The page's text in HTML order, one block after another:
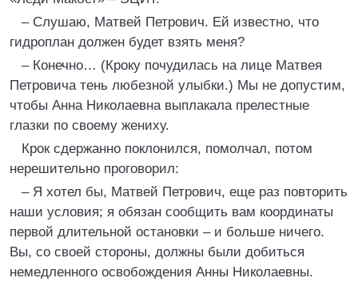
– Слушаю, Матвей Петрович. Ей известно, что
гидроплан должен будет взять меня?
– Конечно… (Кроку почудилась на лице Матвея
Петровича тень любезной улыбки.) Мы не допустим,
чтобы Анна Николаевна выплакала прелестные
глазки по своему жениху.
Крок сдержанно поклонился, помолчал, потом
нерешительно проговорил:
– Я хотел бы, Матвей Петрович, еще раз повторить
наши условия; я обязан сообщить вам координаты
первой длительной остановки – и больше ничего.
Вы, со своей стороны, должны были добиться
немедленного освобождения Анны Николаевны.